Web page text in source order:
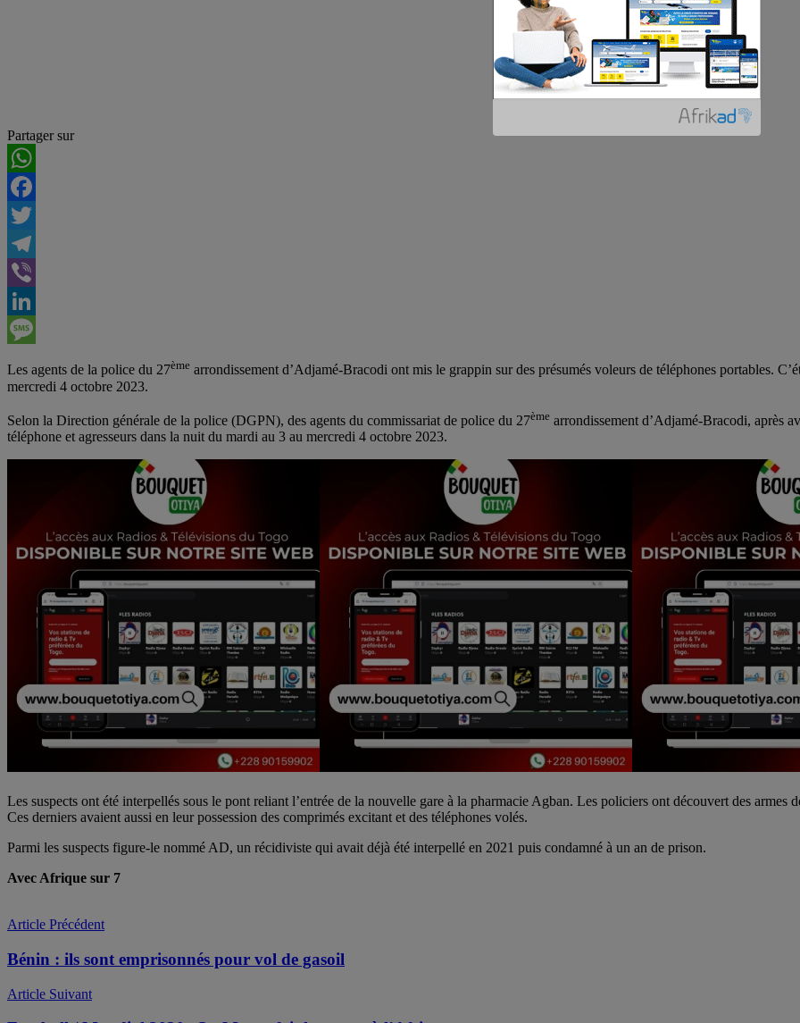
Partager sur
WhatsApp
Facebook
Twitter
Telegram
Viber
LinkedIn
Les agents de la police du 27ème arrondissement d’Adjamé-Bracodi ont mis le grappin sur des présumés voleurs de téléphones portables.
mercredi 4 octobre 2023.
Selon la Direction générale de la police (DGPN), des agents du commissariat de police du 27ème arrondissement d’Adjamé-Bracodi, après
téléphone et agresseurs dans la nuit du mardi au 3 au mercredi 4 octobre 2023.
Les suspects ont été interpellés sous le pont reliant l’entrée de la nouvelle gare à la pharmacie Agban. Les policiers ont découvert des armes
Ces derniers avaient aussi en leur possession des comprimés excitant et des téléphones volés.
Parmi les suspects figure-le nommé AD, un récidiviste qui avait déjà été interpellé en 2021 puis condamné à un an de prison.
Avec Afrique sur 7
Article Précédent
Bénin : ils sont emprisonnés pour vol de gasoil
Article Suivant